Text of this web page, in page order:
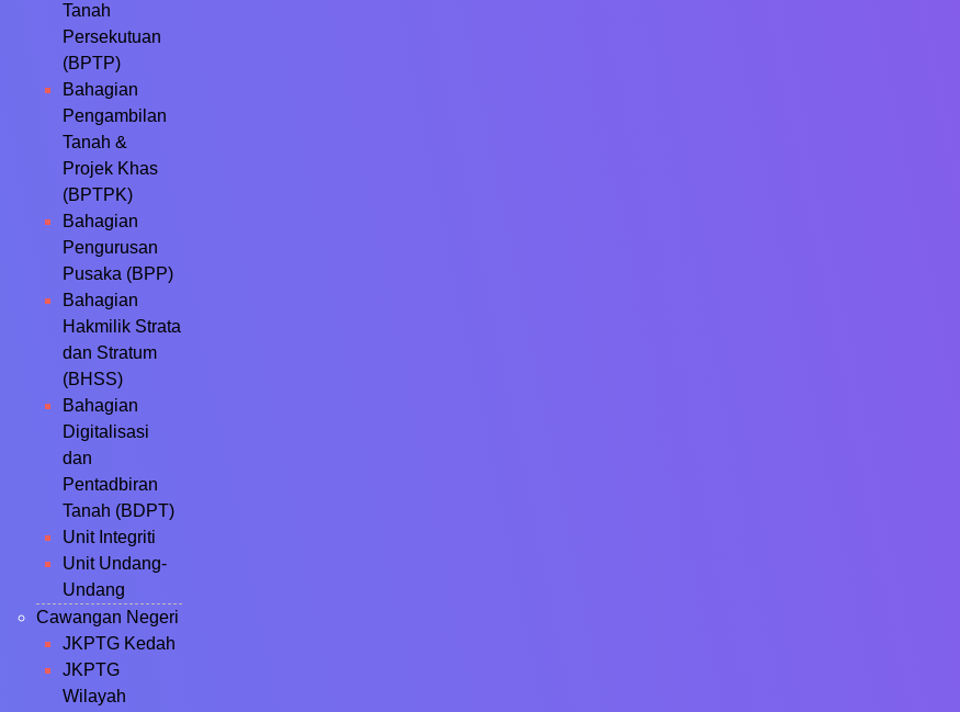
Tanah
Persekutuan
(BPTP)
Bahagian
Pengambilan
Tanah &
Projek Khas
(BPTPK)
Bahagian
Pengurusan
Pusaka (BPP)
Bahagian
Hakmilik Strata
dan Stratum
(BHSS)
Bahagian
Digitalisasi
dan
Pentadbiran
Tanah (BDPT)
Unit Integriti
Unit Undang-
Undang
Cawangan Negeri
JKPTG Kedah
JKPTG
Wilayah